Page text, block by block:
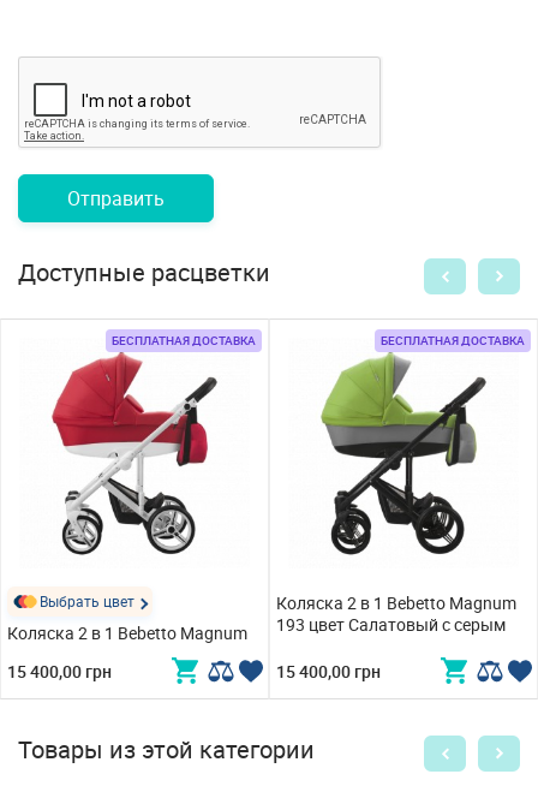
Отправить
Доступные расцветки
БЕСПЛАТНАЯ ДОСТАВКА
Выбрать цвет
Коляска 2 в 1 Bebetto Magnum
15 400,00 грн
БЕСПЛАТНАЯ ДОСТАВКА
Коляска 2 в 1 Bebetto Magnum
193 цвет Салатовый с серым
15 400,00 грн
Товары из этой категории